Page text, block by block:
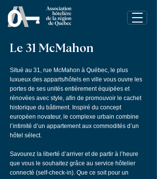
Le 31 McMahon
Situé au 31, rue McMahon à Québec, le plus
luxueux des apparts/hôtels en ville vous ouvre les
portes de ses unités entièrement équipées et
rénovées avec style, afin de promouvoir le cachet
historique du bâtiment. Inspiré du concept
européen novateur, le complexe urbain combine
l’intimité d’un appartement aux commodités d’un
hôtel sélect.
Savourez la liberté d’arriver et de partir à l’heure
que vous le souhaitez grâce au service hôtelier
connecté (self-check-in). Que ce soit pour un